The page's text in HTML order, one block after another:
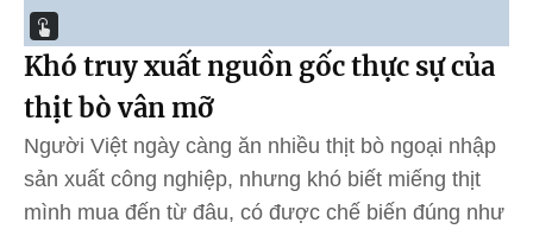
Khó truy xuất nguồn gốc thực sự của
thịt bò vân mỡ
Người Việt ngày càng ăn nhiều thịt bò ngoại nhập
sản xuất công nghiệp, nhưng khó biết miếng thịt
mình mua đến từ đâu, có được chế biến đúng như